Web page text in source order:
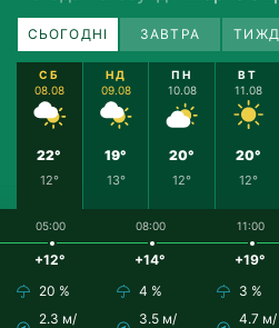
СЬОГОДНІ ЗАВТРА
СБ
08.08
22°
12°
НД
09.08
19°
13°
ПН
10.08
20°
12°
ВТ
11.08
20°
12°
05:00
+12°
20 %
2.3 м/
08:00
+14°
4 %
3.5 м/
11:00
+19°
3 %
4.7 м/